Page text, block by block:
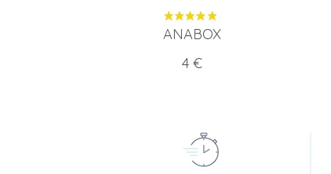
ANABOX
Prix
4 €